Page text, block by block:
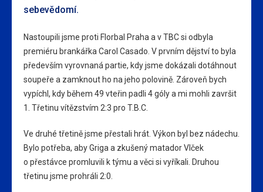
sebevědomí.
Nastoupili jsme proti Florbal Praha a v TBC si odbyla
premiéru brankářka Carol Casado. V prvním dějství to byla
především vyrovnaná partie, kdy jsme dokázali dotáhnout
soupeře a zamknout ho na jeho polovině. Zároveň bych
vypíchl, kdy během 49 vteřin padli 4 góly a mi mohli završit
1. Třetinu vítězstvím 2:3 pro T.B.C.
Ve druhé třetině jsme přestali hrát. Výkon byl bez nádechu.
Bylo potřeba, aby Griga a zkušený matador Vlček
o přestávce promluvili k týmu a věci si vyříkali. Druhou
třetinu jsme prohráli 2:0.